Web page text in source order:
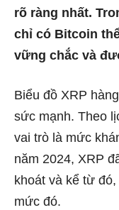
rõ ràng nhất.
chỉ có Bitcoin
vững chắc và
Biểu đồ XRP
sức mạnh. Theo
vai trò là mức
năm 2024, XRP
khoát và kể từ
mức đó.